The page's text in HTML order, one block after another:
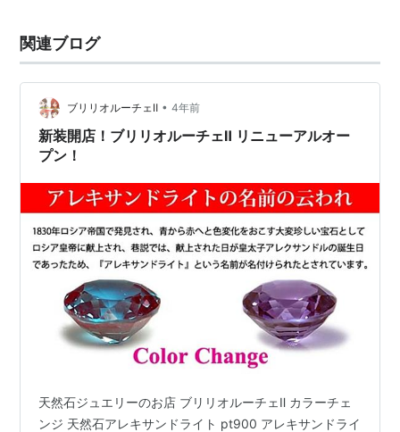
関連ブログ
ブリリオルーチェⅡ • 4年前
新装開店！ブリリオルーチェⅡ リニューアルオー
プン！
天然石ジュエリーのお店 ブリリオルーチェⅡ カラーチェ
ンジ 天然石アレキサンドライト pt900 アレキサンドライ